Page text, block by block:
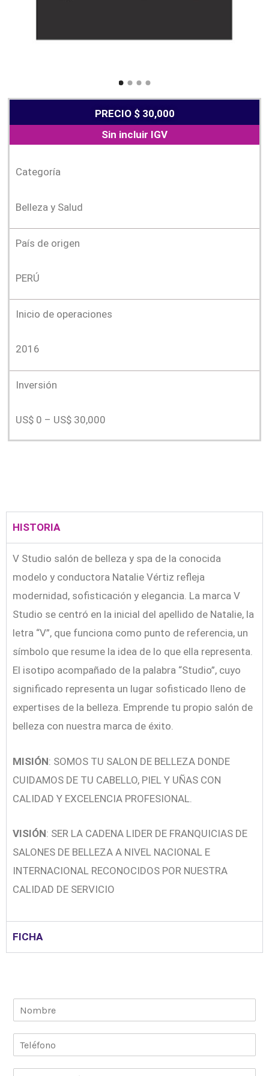
PRECIO $ 30,000
Sin incluir IGV
Categoría
Belleza y Salud
País de origen
PERÚ
Inicio de operaciones
2016
Inversión
US$ 0 – US$ 30,000
HISTORIA
V Studio salón de belleza y spa de la conocida
modelo y conductora Natalie Vértiz refleja
modernidad, sofisticación y elegancia. La marca V
Studio se centró en la inicial del apellido de Natalie, la
letra “V”, que funciona como punto de referencia, un
símbolo que resume la idea de lo que ella representa.
El isotipo acompañado de la palabra “Studio”, cuyo
significado representa un lugar sofisticado lleno de
expertises de la belleza. Emprende tu propio salón de
belleza con nuestra marca de éxito.
MISIÓN: SOMOS TU SALON DE BELLEZA DONDE
CUIDAMOS DE TU CABELLO, PIEL Y UÑAS CON
CALIDAD Y EXCELENCIA PROFESIONAL.
VISIÓN: SER LA CADENA LIDER DE FRANQUICIAS DE
SALONES DE BELLEZA A NIVEL NACIONAL E
INTERNACIONAL RECONOCIDOS POR NUESTRA
CALIDAD DE SERVICIO
FICHA